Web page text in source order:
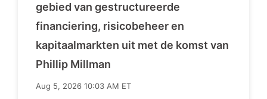
gebied van gestructureerde
financiering, risicobeheer en
kapitaalmarkten uit met de komst van
Phillip Millman
Aug 5, 2026 10:03 AM ET